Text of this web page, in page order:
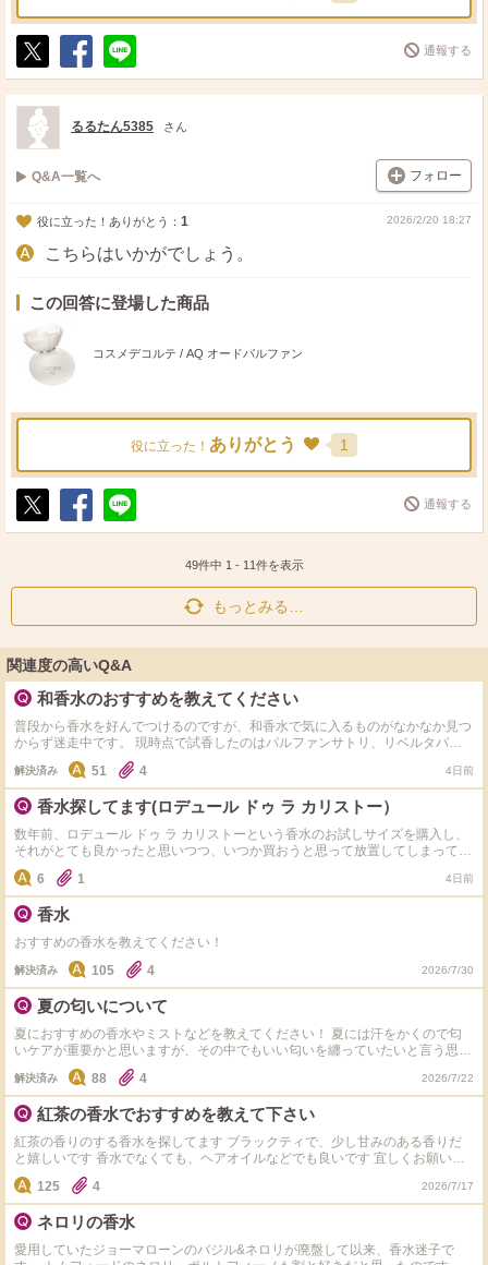
ポ
ス
ト
シ
ェ
送
る
通報する
るるたん5385 さん
Q&A一覧へ フォロー
役に立った！ありがとう： 1 2026/2/20 18:27
こちらはいかがでしょう。
この回答に登場した商品
コスメデコルテ / AQ オードパルファン
役に立った！ ありがとう 1
ポ
シ
送
通報する
49件中 1 - 11件を表示
もっとみる…
関連度の高いQ&A
和香水のおすすめを教えてください
普段から香水を好んでつけるのですが、和香水で気に入るものがなかなか見つ
からず迷走中です。 現時点で試香したのはパルファンサトリ、リベルタパフ
ューム、破天荒、ジェイセント、KITOWA、武蔵野ワークス、canomaあたり
です。 もし上記ブランド以外でも使っているものがあるよ！という方はぜひ
教えてください(^ ^)
解決済み 51 4 4日前
香水探してます(ロデュール ドゥ ラ カリストー）
数年前、ロデュール ドゥ ラ カリストーという香水のお試しサイズを購入し、
それがとても良かったと思いつつ、いつか買おうと思って放置してしまってい
ました。 先程調べたところ、ホームページは乗っ取られている？ようで、メ
ルカリなどにも出品はなく、販売している場所にたどり着けません。 どなた
か、この香水が今どこで買えるかご存知の方がいれば教えていただきたいで
す。 また、もし買えないのであれば、その理由と、似ている香水なども教え
ていただけると嬉しいです♪
6 1 4日前
香水
おすすめの香水を教えてください！
解決済み 105 4 2026/7/30
夏の匂いについて
夏におすすめの香水やミストなどを教えてください！ 夏には汗をかくので匂
いケアが重要かと思いますが、その中でもいい匂いを纏っていたいと言う思い
があります。
解決済み 88 4 2026/7/22
紅茶の香水でおすすめを教えて下さい
紅茶の香りのする香水を探してます ブラックティで、少し甘みのある香りだ
と嬉しいです 香水でなくても、ヘアオイルなどでも良いです 宜しくお願いし
ます
125 4 2026/7/17
ネロリの香水
愛用していたジョーマローンのバジル&ネロリが廃盤して以来、香水迷子で